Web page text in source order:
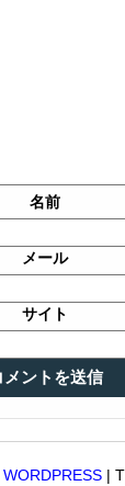
名前
メール
サイト
WORDPRESS |